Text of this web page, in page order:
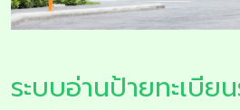
ระบบอ่านป้ายทะเบีย